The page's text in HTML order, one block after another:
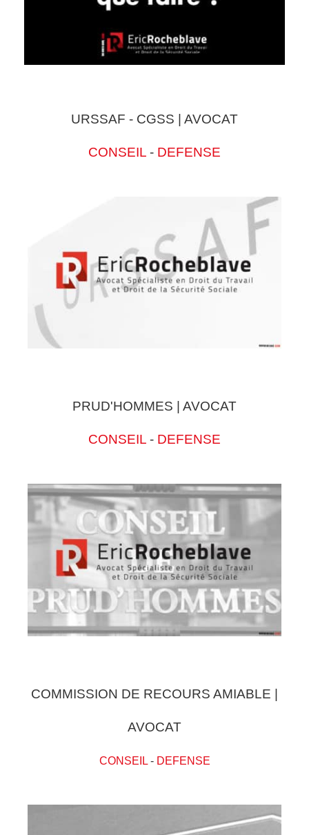
URSSAF - CGSS | AVOCAT
CONSEIL - DEFENSE
PRUD'HOMMES | AVOCAT
CONSEIL - DEFENSE
COMMISSION DE RECOURS AMIABLE |
AVOCAT
CONSEIL- DEFENSE